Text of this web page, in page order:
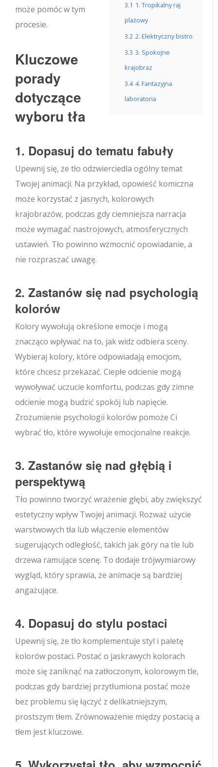
3.1 1. Tropikalny raj
plażowy
3.2 2. Elektryczny bistro
3.3 3. Spokojne
krajobraz
3.4 4. Fantazyjna
laboratoria
może pomóc w tym
procesie.
Kluczowe
porady
dotyczące
wyboru tła
1. Dopasuj do tematu fabuły
Upewnij się, że tło odzwierciedla ogólny temat
Twojej animacji. Na przykład, opowieść komiczna
może korzystać z jasnych, kolorowych
krajobrazów, podczas gdy ciemniejsza narracja
może wymagać nastrojowych, atmosferycznych
ustawień. Tło powinno wzmocnić opowiadanie, a
nie rozpraszać uwagę.
2. Zastanów się nad psychologią
kolorów
Kolory wywołują określone emocje i mogą
znacząco wpływać na to, jak widz odbiera sceny.
Wybieraj kolory, które odpowiadają emocjom,
które chcesz przekazać. Ciepłe odcienie mogą
wywoływać uczucie komfortu, podczas gdy zimne
odcienie mogą budzić spokój lub napięcie.
Zrozumienie psychologii kolorów pomoże Ci
wybrać tło, które wywołuje emocjonalne reakcje.
3. Zastanów się nad głębią i
perspektywą
Tło powinno tworzyć wrażenie głębi, aby zwiększyć
estetyczny wpływ Twojej animacji. Rozważ użycie
warstwowych tła lub włączenie elementów
sugerujących odległość, takich jak góry na tle lub
drzewa ramujące scenę. To dodaje trójwymiarowy
wygląd, który sprawia, że animacje są bardziej
angażujące.
4. Dopasuj do stylu postaci
Upewnij się, że tło komplementuje styl i paletę
kolorów postaci. Postać o jaskrawych kolorach
może się zaniknąć na zatłoczonym, kolorowym tle,
podczas gdy bardziej przytłumiona postać może
bez problemu się łączyć z delikatniejszym,
prostszym tłem. Zrównoważenie między postacią a
tłem jest kluczowe.